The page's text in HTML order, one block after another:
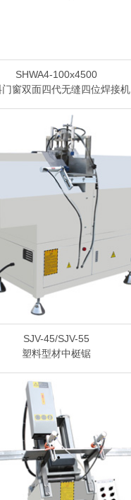
SHWA4-100x4500
门窗双面四代无缝四位焊接机
SJV-45/SJV-55
塑料型材中梃锯